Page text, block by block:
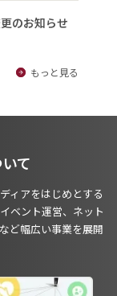
のお知らせ
もっと見る
て
ィアをはじめとする
ベント運営、ネット
ど幅広い事業を展開